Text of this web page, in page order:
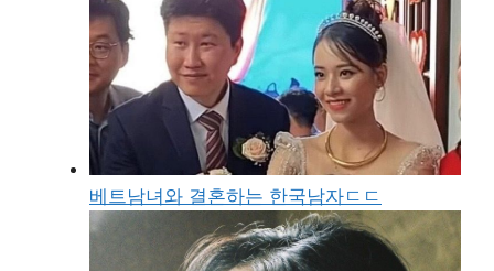
베트남녀와 결혼하는 한국남자ㄷㄷ